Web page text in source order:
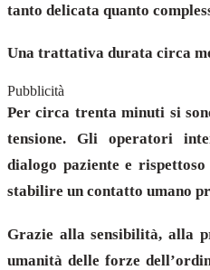
tanto delicata quanto
Una trattativa durata circa
Pubblicità
Per circa trenta minuti si
tensione. Gli operatori
dialogo paziente e
stabilire un contatto umano
Grazie alla sensibilità, alla
umanità delle forze